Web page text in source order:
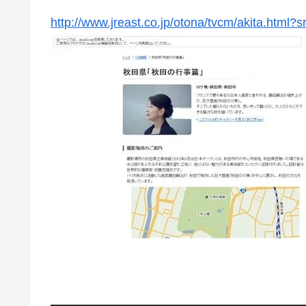
http://www.jreast.co.jp/otona/tvcm/